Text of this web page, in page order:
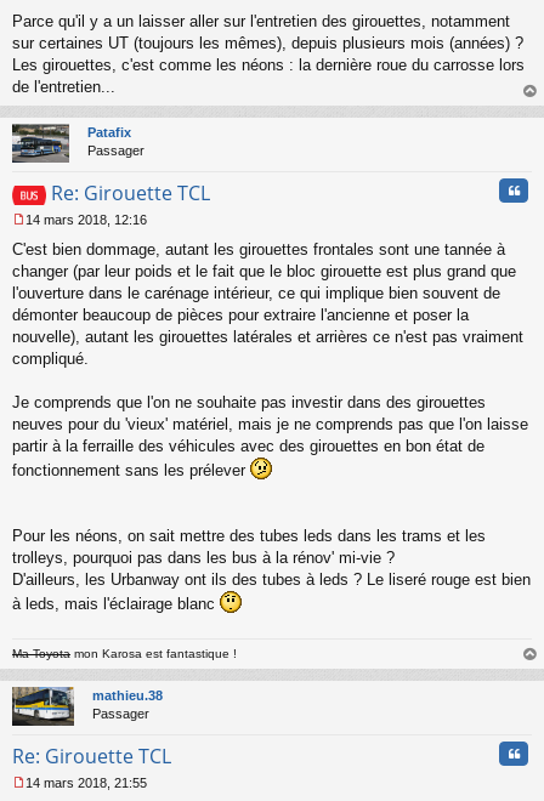
e
s
s
g
n
o
l
u
Parce qu'il y a un laisser aller sur l'entretien des girouettes, notamment
sur certaines UT (toujours les mêmes), depuis plusieurs mois (années) ?
Les girouettes, c'est comme les néons : la dernière roue du carrosse lors
de l'entretien...
au
Patafix
Passager
Re: Girouette TCL
e
s
s
a
g
e
n
n
u
14 mars 2018, 12:16
C'est bien dommage, autant les girouettes frontales sont une tannée à
changer (par leur poids et le fait que le bloc girouette est plus grand que
l'ouverture dans le carénage intérieur, ce qui implique bien souvent de
démonter beaucoup de pièces pour extraire l'ancienne et poser la
nouvelle), autant les girouettes latérales et arrières ce n'est pas vraiment
compliqué.
Je comprends que l'on ne souhaite pas investir dans des girouettes
neuves pour du 'vieux' matériel, mais je ne comprends pas que l'on laisse
partir à la ferraille des véhicules avec des girouettes en bon état de
fonctionnement sans les prélever
Pour les néons, on sait mettre des tubes leds dans les trams et les
trolleys, pourquoi pas dans les bus à la rénov' mi-vie ?
D'ailleurs, les Urbanway ont ils des tubes à leds ? Le liseré rouge est bien
à leds, mais l'éclairage blanc
Ma Toyota mon Karosa est fantastique !
au
mathieu.38
Passager
Re: Girouette TCL
14 mars 2018, 21:55